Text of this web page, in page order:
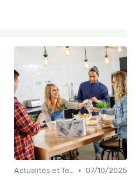
Actualités et Tendances Économiques • 07/10/2025